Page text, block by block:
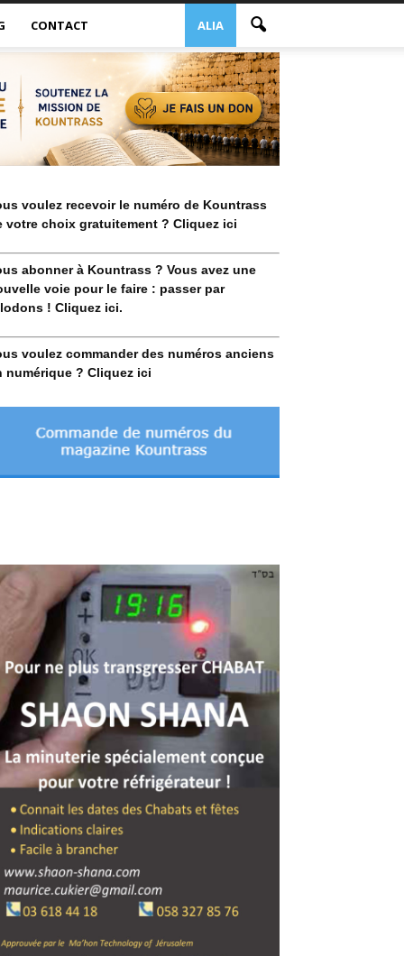
ALIA
CONTACT
voulez recevoir le numéro de Kountrass
votre choix gratuitement ? Cliquez ici
abonner à Kountrass ? Vous avez une
voie pour le faire : passer par
! Cliquez ici.
voulez commander des numéros anciens
numérique ? Cliquez ici